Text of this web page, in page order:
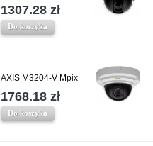
1307.28 zł
Do koszyka
AXIS M3204-V Mpix
1768.18 zł
Do koszyka